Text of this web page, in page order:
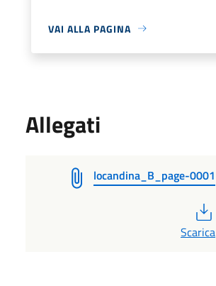
VAI ALLA PAGINA
Allegati
locandina_B_page-0001
Scarica